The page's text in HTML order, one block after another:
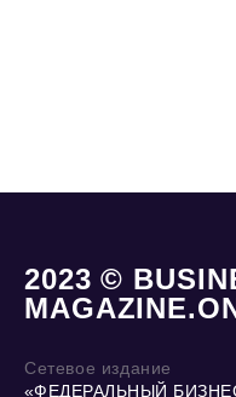
2023 ©
Сетевое издание
«ФЕДЕРАЛЬНЫЙ